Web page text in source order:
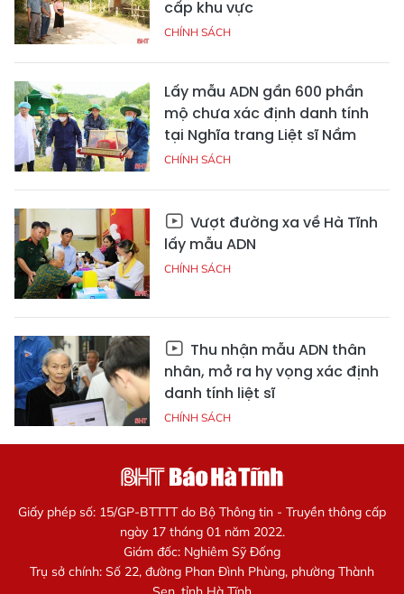
cấp khu vực
CHÍNH SÁCH
Lấy mẫu ADN gần 600 phần
mộ chưa xác định danh tính
tại Nghĩa trang Liệt sĩ Nầm
CHÍNH SÁCH
Vượt đường xa về Hà Tĩnh
lấy mẫu ADN
CHÍNH SÁCH
Thu nhận mẫu ADN thân
nhân, mở ra hy vọng xác định
danh tính liệt sĩ
CHÍNH SÁCH
Giấy phép số: 15/GP-BTTTT do Bộ Thông tin - Truyền thông cấp
ngày 17 tháng 01 năm 2022.
Giám đốc: Nghiêm Sỹ Đống
Trụ sở chính: Số 22, đường Phan Đình Phùng, phường Thành